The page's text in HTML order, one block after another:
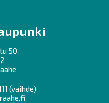
50
(vaihde)